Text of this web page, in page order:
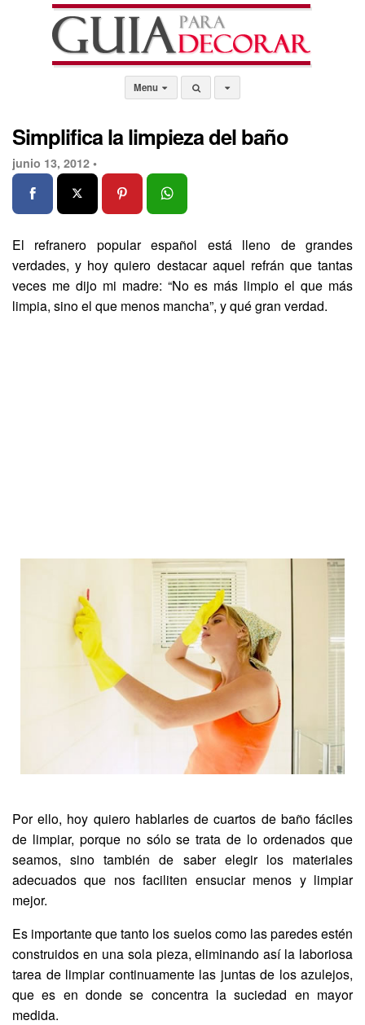
Menu
Simplifica la limpieza del baño
junio 13, 2012 •
El refranero popular español está lleno de grandes
verdades, y hoy quiero destacar aquel refrán que tantas
veces me dijo mi madre: “No es más limpio el que más
limpia, sino el que menos mancha”, y qué gran verdad.
Por ello, hoy quiero hablarles de cuartos de baño fáciles
de limpiar, porque no sólo se trata de lo ordenados que
seamos, sino también de saber elegir los materiales
adecuados que nos faciliten ensuciar menos y limpiar
mejor.
Es importante que tanto los suelos como las paredes estén
construidos en una sola pieza, eliminando así la laboriosa
tarea de limpiar continuamente las juntas de los azulejos,
que es en donde se concentra la suciedad en mayor
medida.